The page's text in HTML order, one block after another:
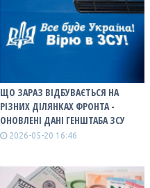
ЩО ЗАРАЗ ВІДБУВАЄТЬСЯ НА
РІЗНИХ ДІЛЯНКАХ ФРОНТА -
ОНОВЛЕНІ ДАНІ ГЕНШТАБА ЗСУ
2026-05-20 16:46